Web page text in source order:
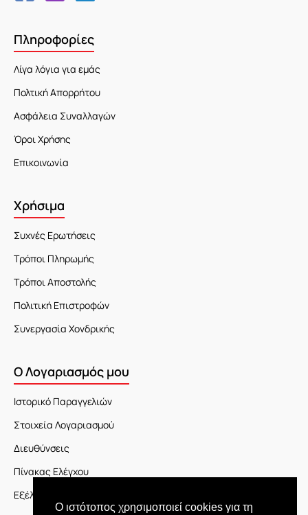
Ο ιστότοπος χρησιμοποιεί cookies για τη
Πληροφορίες
Λίγα λόγια για εμάς
Πολτική Απορρήτου
Ασφάλεια Συναλλαγών
Όροι Χρήσης
Επικοινωνία
Χρήσιμα
Συχνές Ερωτήσεις
Τρόποι Πληρωμής
Τρόποι Αποστολής
Πολιτική Επιστροφών
Συνεργασία Χονδρικής
Ο Λογαριασμός μου
Ιστορικό Παραγγελιών
Στοιχεία Λογαριασμού
Διευθύνσεις
Πίνακας Ελέγχου
Εξέλιξη Παραγγελίας